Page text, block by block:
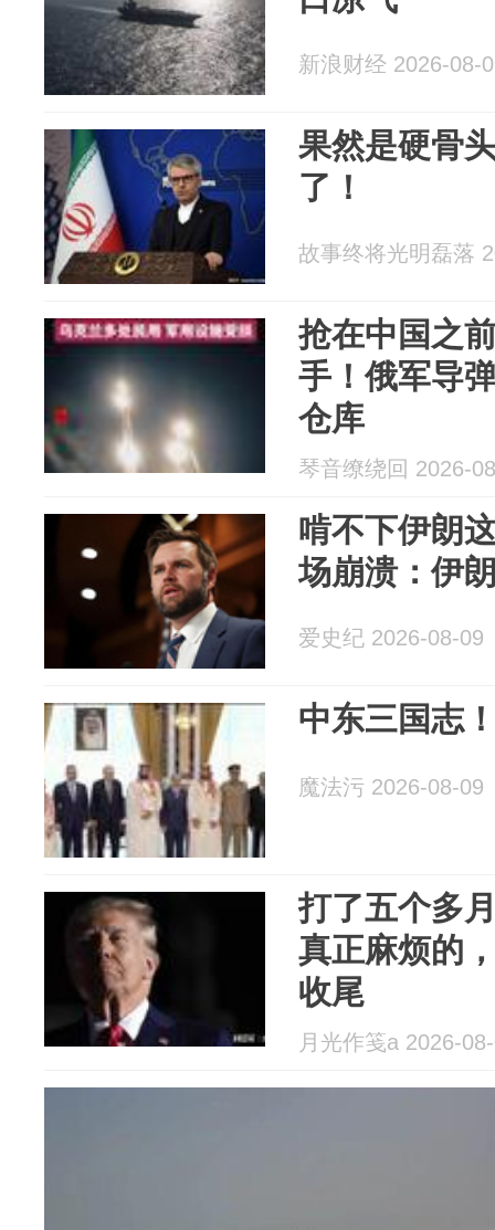
新浪财经 2026-08-
果然是硬骨
了！
故事终将光明磊落
抢在中国之
手！俄军导
仓库
琴音缭绕回 2026-
啃不下伊朗
场崩溃：伊
爱史纪 2026-08-09
中东三国志
魔法污 2026-08-09
打了五个多
真正麻烦的
收尾
月光作笺a 2026-